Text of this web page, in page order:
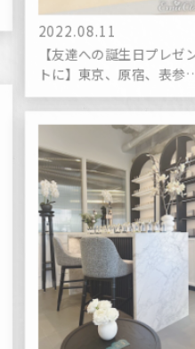
2022.08.11
【友達への誕生日プレゼ
トに】東京、原宿、表参
香水が作れる癒しの体験
スポット!!